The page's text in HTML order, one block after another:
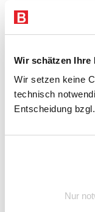
Wir schätzen Ihre
Wir setzen keine
technisch
Entscheidung
Nur
Produkt
Technische Daten